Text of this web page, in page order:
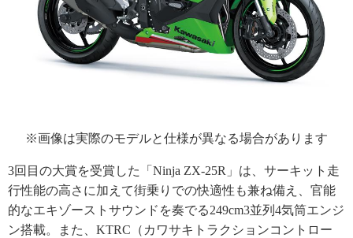
※画像は実際のモデルと仕様が異なる場合があります
3回目の大賞を受賞した「Ninja ZX-25R」は、サーキット走
行性能の高さに加えて街乗りでの快適性も兼ね備え、官能
的なエキゾーストサウンドを奏でる249cm3並列4気筒エンジ
ン搭載。また、KTRC（カワサキトラクションコントロー